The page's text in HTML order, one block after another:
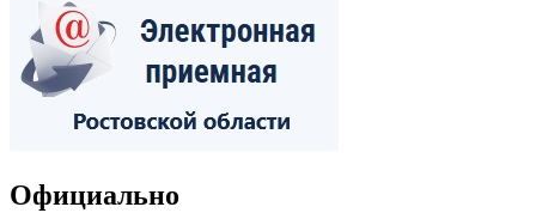
Официально